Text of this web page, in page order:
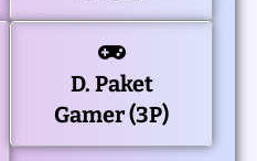
D. Paket
Gamer (3P)